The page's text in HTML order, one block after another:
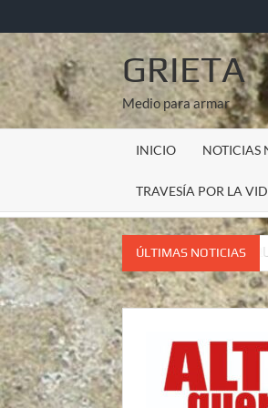
al
contenido
GRIETA
Medio para armar
INICIO NOTICIAS
TRAVESÍA POR LA
ÚLTIMAS NOTICIAS
QUE REBELARNOS, TENEMOS
QUE REBELARNOS, TENEMOS